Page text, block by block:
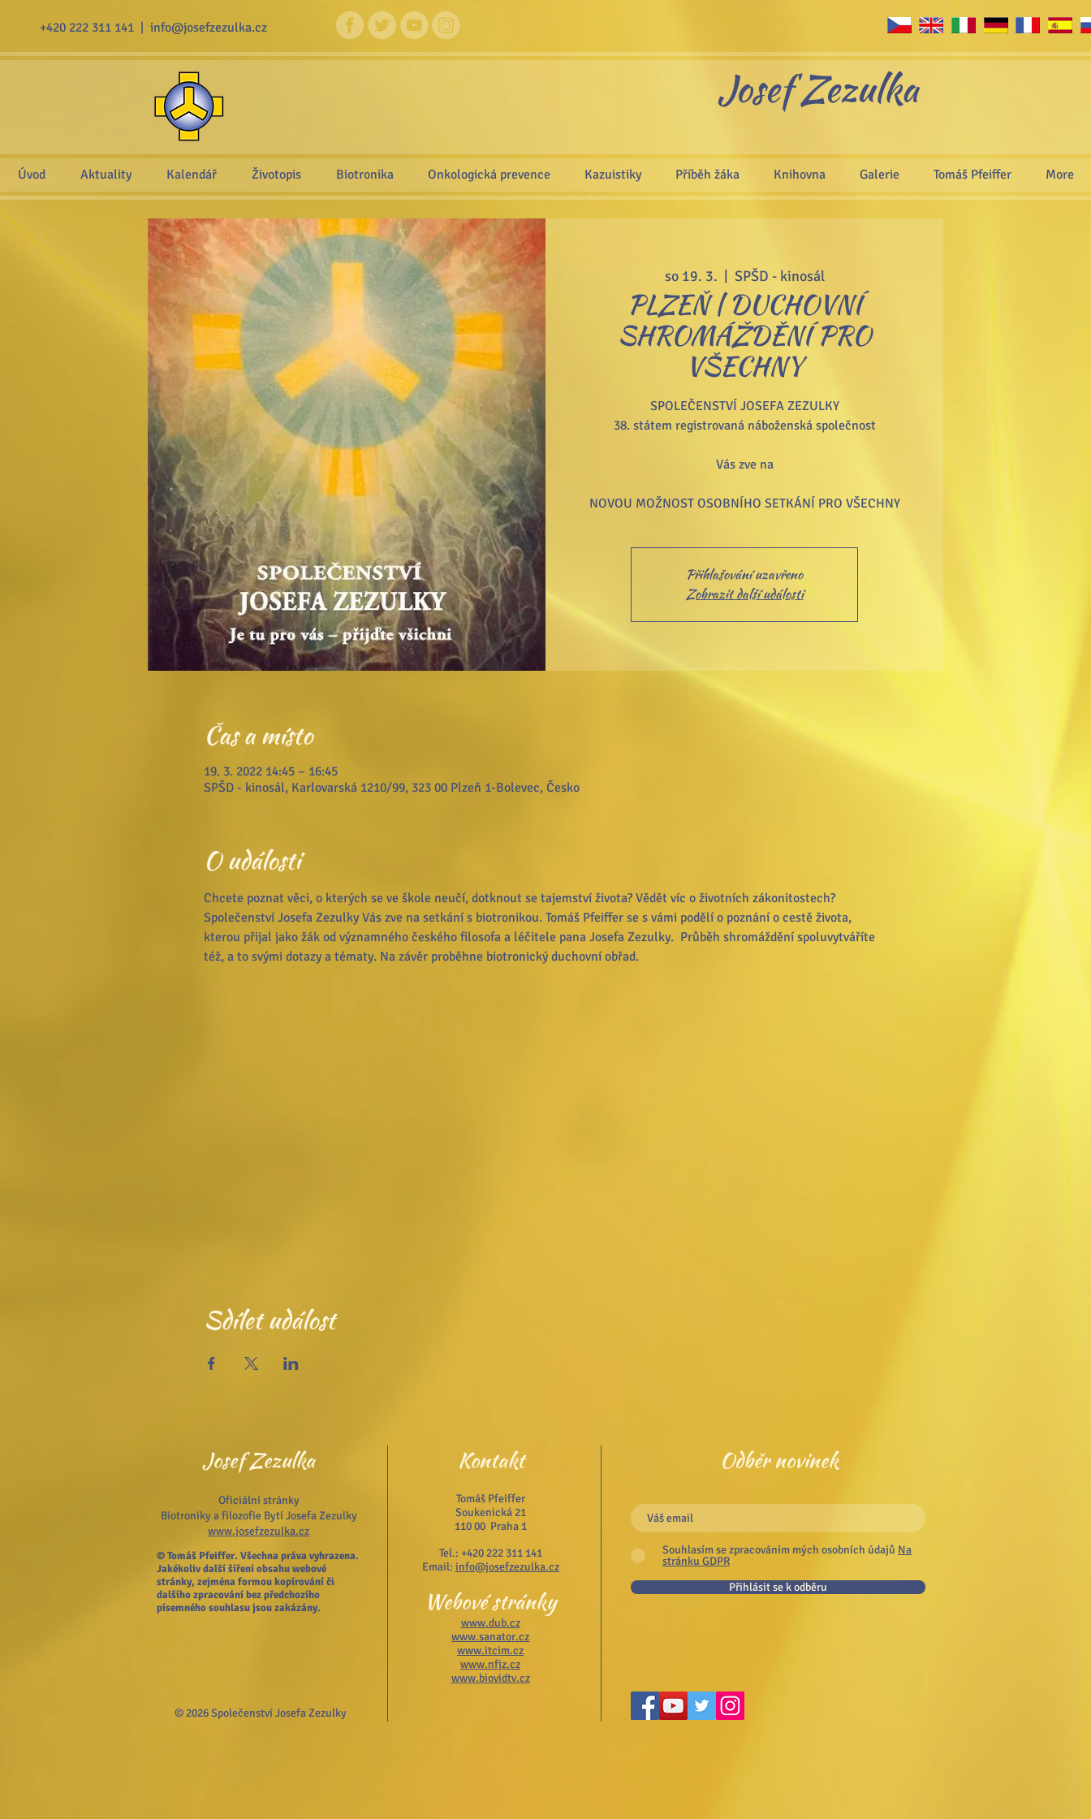
+420 222 311 141 | info@josefzezulka.cz
Josef Zezulka
so 19. 3. SPŠD - kinosál
PLZEŇ | DUCHOVNÍ
SHROMÁŽDĚNÍ PRO
VŠECHNY
SPOLEČENSTVÍ JOSEFA ZEZULKY
38. státem registrovaná náboženská společnost
Vás zve na
NOVOU MOŽNOST OSOBNÍHO SETKÁNÍ PRO VŠECHNY
Přihlašování uzavřeno
Zobrazit další události
Čas a místo
19. 3. 2022 14:45 – 16:45
SPŠD - kinosál, Karlovarská 1210/99, 323 00 Plzeň 1-Bolevec, Česko
O události
Chcete poznat věci, o kterých se ve škole neučí, dotknout se tajemství života? Vědět víc o životních zákonitostech?
Společenství Josefa Zezulky Vás zve na setkání s biotronikou. Tomáš Pfeiffer se s vámi podělí o poznání o cestě života,
kterou přijal jako žák od významného českého filosofa a léčitele pana Josefa Zezulky.  Průběh shromáždění spoluvytváříte
též, a to svými dotazy a tématy. Na závěr proběhne biotronický duchovní obřad.
Sdílet událost
Úvod Aktuality Kalendář Životopis Biotronika Onkologická prevence Kazuistiky Příběh žáka Knihovna Galerie Tomáš Pfeiffer More
Josef Zezulka
Oficiální stránky
Biotroniky a filozofie Bytí Josefa Zezulky
www.josefzezulka.cz
© Tomáš Pfeiffer. Všechna práva vyhrazena.
Jakékoliv další šíření obsahu webové
stránky, zejména formou kopírování či
dalšího zpracování bez předchozího
písemného souhlasu jsou zakázány.
Kontakt
Tomáš Pfeiffer
Soukenická 21
110 00 Praha 1
Tel.: +420 222 311 141
Email: info@josefzezulka.cz
Webové stránky
www.dub.cz
www.sanator.cz
www.itcim.cz
www.nfjz.cz
www.biovidtv.cz
Odběr novinek
Souhlasím se zpracováním mých osobních údajů Na
stránku GDPR
Přihlásit se k odběru
© 2026 Společenství Josefa Zezulky